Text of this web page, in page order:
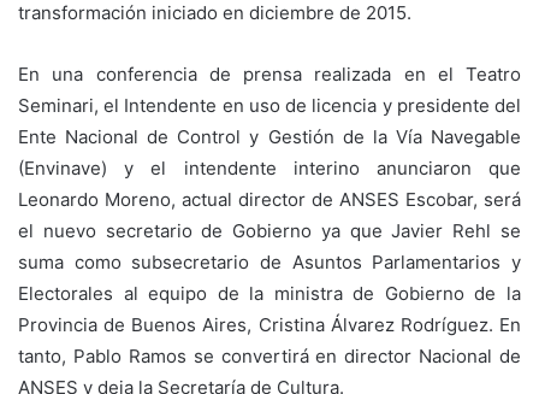
transformación iniciado en diciembre de 2015.
En una conferencia de prensa realizada en el Teatro
Seminari, el Intendente en uso de licencia y presidente del
Ente Nacional de Control y Gestión de la Vía Navegable
(Envinave) y el intendente interino anunciaron que
Leonardo Moreno, actual director de ANSES Escobar, será
el nuevo secretario de Gobierno ya que Javier Rehl se
suma como subsecretario de Asuntos Parlamentarios y
Electorales al equipo de la ministra de Gobierno de la
Provincia de Buenos Aires, Cristina Álvarez Rodríguez. En
tanto, Pablo Ramos se convertirá en director Nacional de
ANSES y deja la Secretaría de Cultura.